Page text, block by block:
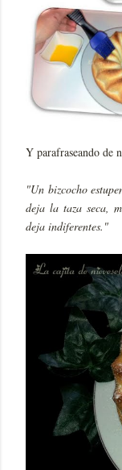
Y parafraseando de
"Un bizcocho
deja la taza seca,
deja indiferentes."